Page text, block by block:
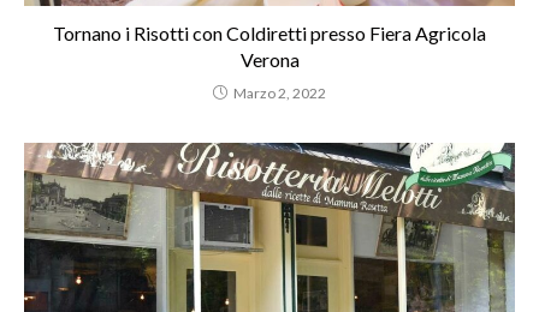
Tornano i Risotti con Coldiretti presso Fiera Agricola
Verona
Marzo 2, 2022